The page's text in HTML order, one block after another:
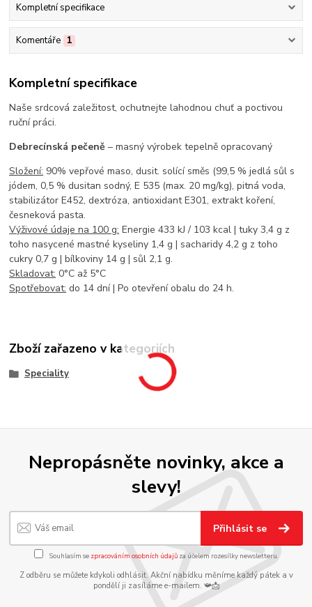
Kompletní specifikace
Komentáře 1
Kompletní specifikace
Naše srdcová zaležitost, ochutnejte lahodnou chuť a poctivou
ruční práci.
Debrecínská pečeně – masný výrobek tepelně opracovaný
Složení: 90% vepřové maso, dusit. solící směs (99,5 % jedlá sůl s
jódem, 0,5 % dusitan sodný, E 535 (max. 20 mg/kg), pitná voda,
stabilizátor E452, dextróza, antioxidant E301, extrakt koření,
česneková pasta.
Výživové údaje na 100 g: Energie 433 kJ / 103 kcal | tuky 3,4 g z
toho nasycené mastné kyseliny 1,4 g | sacharidy 4,2 g z toho
cukry 0,7 g | bílkoviny 14 g | sůl 2,1 g.
Skladovat: 0°C až 5°C
Spotřebovat: do 14 dní | Po otevření obalu do 24 h.
Zboží zařazeno v kategoriích
Speciality
Nepropásněte novinky, akce a
slevy!
Přihlásit se
Souhlasím se zpracováním osobních údajůza účelem rozesílky newsletteru.
Z odběru se můžete kdykoli odhlásit. Akční nabídku měníme každý pátek a v
pondělí ji zasíláme e-mailem. 📯📩